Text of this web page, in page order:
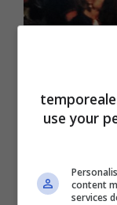
Formia /
use your
content
services